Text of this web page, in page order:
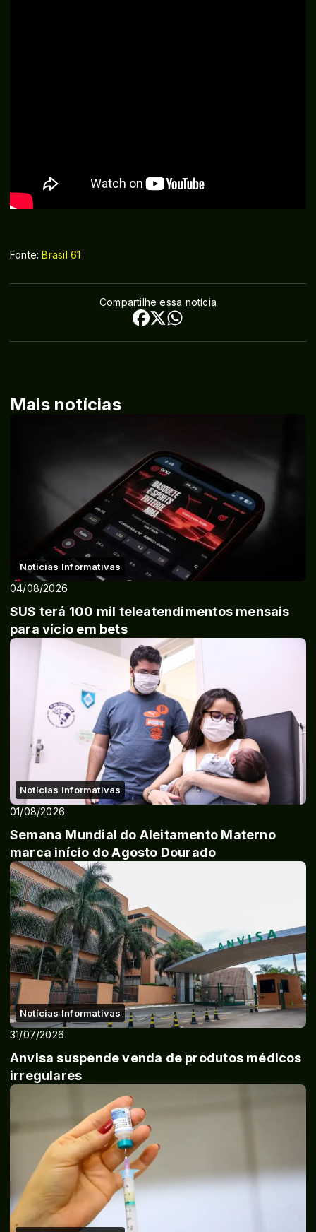
Fonte:Brasil 61
Compartilhe essa notícia
Mais notícias
Notícias Informativas
04/08/2026
SUS terá 100 mil teleatendimentos mensais
para vício em bets
Notícias Informativas
01/08/2026
Semana Mundial do Aleitamento Materno
marca início do Agosto Dourado
Notícias Informativas
31/07/2026
Anvisa suspende venda de produtos médicos
irregulares